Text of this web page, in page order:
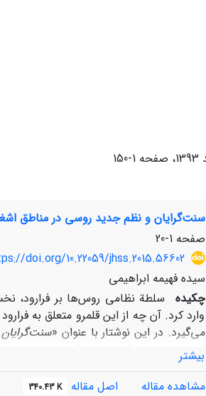
سنت‌گرایان و نظم جدید روسی در مناطق اشغالی
صفحه1-20
doi.org/10.22059/jhss.2015.56602
سیده فهیمه ابراهیمی
چکیده
سلطة نظامی روس‌ها بر فرارود،
وارد کرد. آن چه از این قلمرو متعلق به
می‌گیرد. در این نوشتار با عنوان «
پرسش هستیم که «علمای قدیمی و سنتی
فرایند استقرار و اجرای نظم جدید روسی
حفظ هویت مسلمانی، به­رغم ستیز آرام
بیشتر
مشاهده مقاله
اصل مقاله 340.43 K